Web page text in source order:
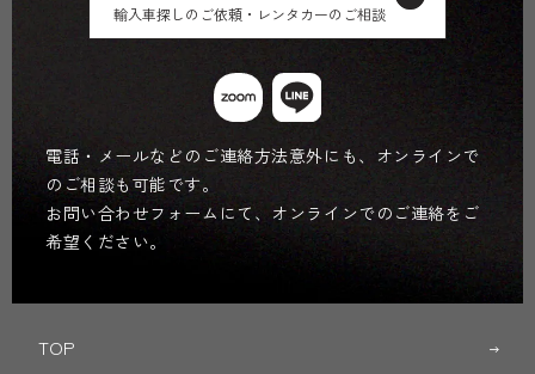
輸入車探しのご依頼・レンタカーのご相談
電話・メールなどのご連絡方法意外にも、オンラインで
のご相談も可能です。
お問い合わせフォームにて、オンラインでのご連絡をご
希望ください。
TOP